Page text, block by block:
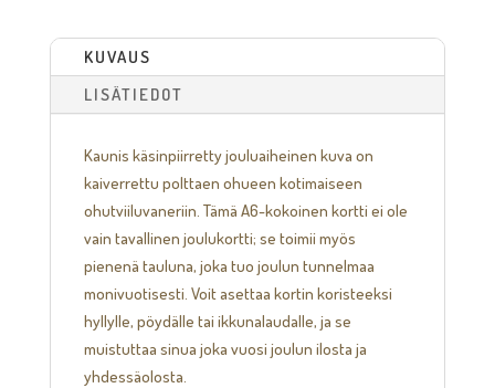
KUVAUS
LISÄTIEDOT
Kaunis käsinpiirretty jouluaiheinen kuva on
kaiverrettu polttaen ohueen kotimaiseen
ohutviiluvaneriin. Tämä A6-kokoinen kortti ei ole
vain tavallinen joulukortti; se toimii myös
pienenä tauluna, joka tuo joulun tunnelmaa
monivuotisesti. Voit asettaa kortin koristeeksi
hyllylle, pöydälle tai ikkunalaudalle, ja se
muistuttaa sinua joka vuosi joulun ilosta ja
yhdessäolosta.